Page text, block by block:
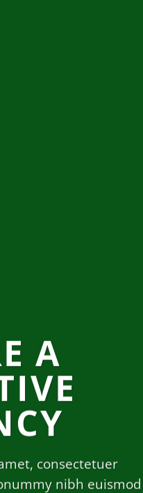
A
consectetuer
nibh euismod